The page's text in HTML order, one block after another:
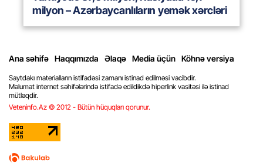
milyon – Azərbaycanlıların yemək xərcləri
Ana səhifə Haqqımızda Əlaqə Media üçün Köhnə versiya
Saytdakı materialların istifadəsi zamanı istinad edilməsi vacibdir.
Məlumat internet səhifələrində istifadə edildikdə hiperlink vasitəsi ilə istinad
mütləqdir.
Veteninfo.Az © 2012 - Bütün hüquqları qorunur.